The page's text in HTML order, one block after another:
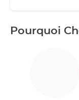
Pourquoi